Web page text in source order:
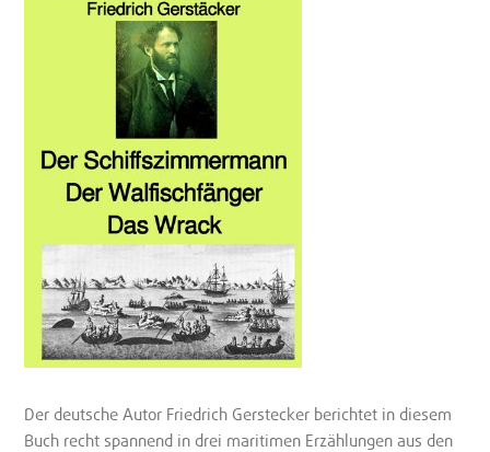
Der deutsche Autor Friedrich Gerstecker berichtet in diesem
Buch recht spannend in drei maritimen Erzählungen aus den